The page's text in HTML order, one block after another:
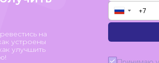
на
устроены
улучшить
▼